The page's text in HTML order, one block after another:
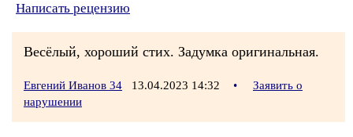
Написать рецензию
Весёлый, хороший стих. Задумка оригинальная.
Евгений Иванов 34 13.04.2023 14:32 •
Заявить о
нарушении